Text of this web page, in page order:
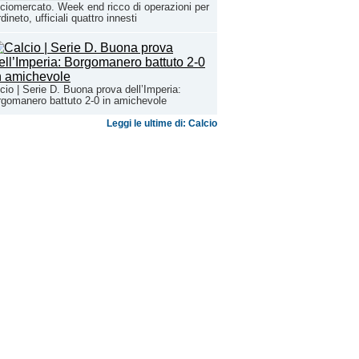
Week end ricco di operazioni per
ufficiali quattro innesti
| Serie D. Buona prova dell’Imperia:
battuto 2-0 in amichevole
Leggi le ultime di: Calcio